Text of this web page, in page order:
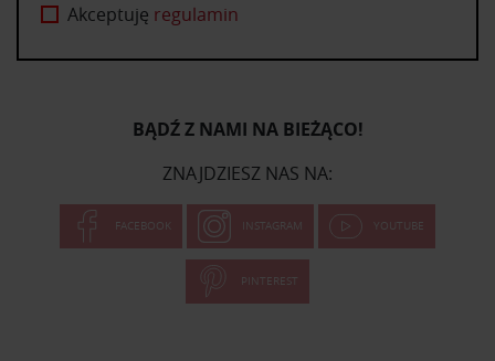
Akceptuję regulamin
BĄDŹ Z NAMI NA BIEŻĄCO!
ZNAJDZIESZ NAS NA:
FACEBOOK INSTAGRAM YOUTUBE
PINTEREST